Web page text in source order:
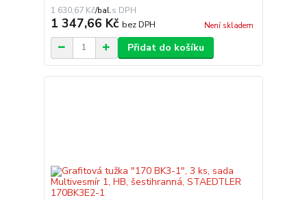
1 630,67 Kč/bal.
1 347,66 Kč bez DPH Není skladem
Přidat do košíku